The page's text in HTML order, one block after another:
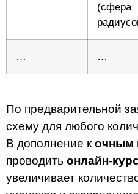
(сфера
… …
По предварительной
схему для любого
В дополнение к очным
проводить онлайн-
увеличивает